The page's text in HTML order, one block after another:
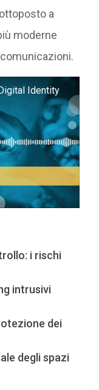
a
moderne
Identity
i rischi
intrusivi
dei
degli spazi